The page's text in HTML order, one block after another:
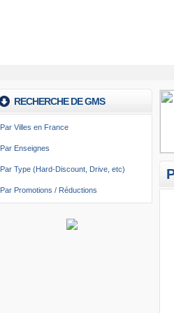
RECHERCHE DE GMS
Par Villes en France
Par Enseignes
Par Type (Hard-Discount, Drive, etc)
Par Promotions / Réductions